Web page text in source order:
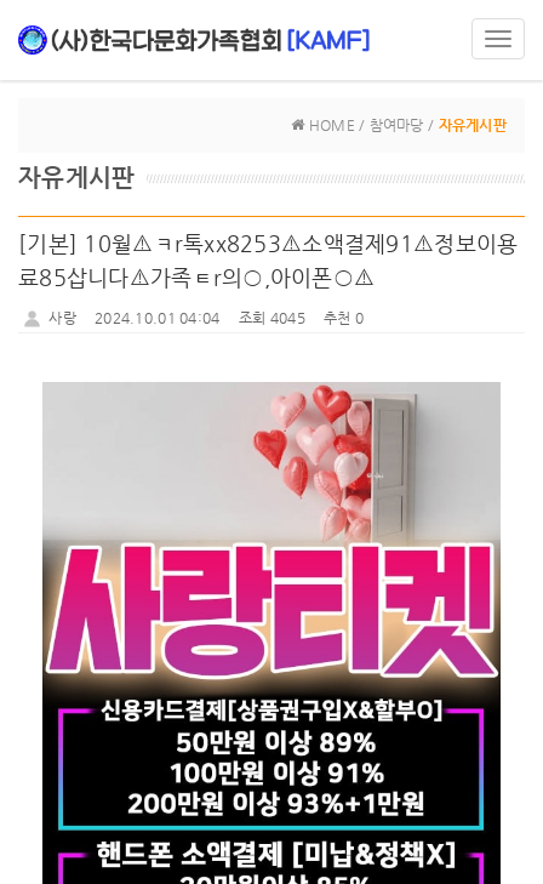
HOME / 참여마당 / 자유게시판
자유게시판
[기본] 10월⚠️ㅋr톡xx8253⚠️소액결제91⚠️정보이용
료85삽니다⚠️가족ㅌr의○,아이폰○⚠️
사랑 2024.10.01 04:04 조회 4045 추천 0